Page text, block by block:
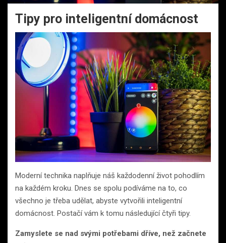
Tipy pro inteligentní domácnost
Moderní technika naplňuje náš každodenní život pohodlím
na každém kroku. Dnes se spolu podíváme na to, co
všechno je třeba udělat, abyste vytvořili inteligentní
domácnost. Postačí vám k tomu následující čtyři tipy.
Zamyslete se nad svými potřebami dříve, než začnete